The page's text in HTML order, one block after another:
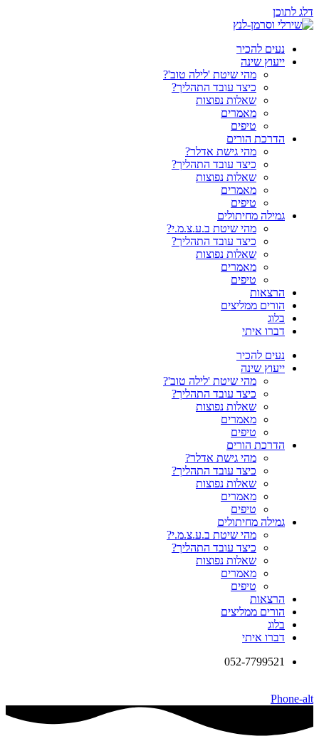
דלג לתוכן
נעים להכיר
ייעוץ שינה
מהי שיטת 'לילה טוב'?
כיצד עובד התהליך?
שאלות נפוצות
מאמרים
טיפים
הדרכת הורים
מהי גישת אדלר?
כיצד עובד התהליך?
שאלות נפוצות
מאמרים
טיפים
גמילה מחיתולים
מהי שיטת ב.ע.צ.מ.י?
כיצד עובד התהליך?
שאלות נפוצות
מאמרים
טיפים
הרצאות
הורים ממליצים
בלוג
דברו איתי
נעים להכיר
ייעוץ שינה
מהי שיטת 'לילה טוב'?
כיצד עובד התהליך?
שאלות נפוצות
מאמרים
טיפים
הדרכת הורים
מהי גישת אדלר?
כיצד עובד התהליך?
שאלות נפוצות
מאמרים
טיפים
גמילה מחיתולים
מהי שיטת ב.ע.צ.מ.י?
כיצד עובד התהליך?
שאלות נפוצות
מאמרים
טיפים
הרצאות
הורים ממליצים
בלוג
דברו איתי
052-7799521
Phone-alt